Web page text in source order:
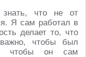
что не от
Я сам работал в
делает то, что
чтобы был
чтобы он сам